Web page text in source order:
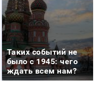
Таких событий не
было с 1945: чего
ждать всем нам?